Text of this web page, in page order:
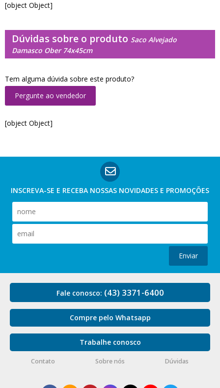
[object Object]
Dúvidas sobre o produto Saco Alvejado
Damasco Ober 74x45cm
Tem alguma dúvida sobre este produto?
Pergunte ao vendedor
[object Object]
INSCREVA-SE E RECEBA NOSSAS NOVIDADES E PROMOÇÕES
Enviar
Fale conosco: (43) 3371-6400
Compre pelo Whatsapp
Trabalhe conosco
Contato Sobre nós Dúvidas